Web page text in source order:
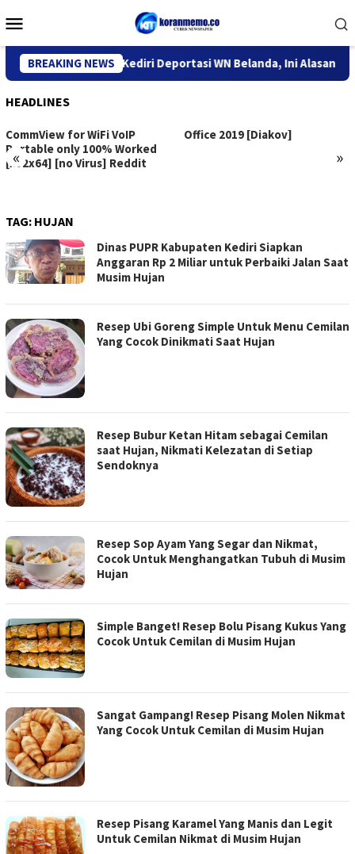
to
Menu
BREAKING NEWS
Kantor Imigrasi Kediri Deportasi WN Belanda, Ini Alasannya
HEADLINES
« »
CommView for WiFi VoIP
Portable only 100% Worked
[x32x64] [no Virus] Reddit
Office 2019 [Diakov]
TAG: HUJAN
Dinas PUPR Kabupaten Kediri Siapkan
Anggaran Rp 2 Miliar untuk Perbaiki Jalan Saat
Musim Hujan
Resep Ubi Goreng Simple Untuk Menu Cemilan
Yang Cocok Dinikmati Saat Hujan
Resep Bubur Ketan Hitam sebagai Cemilan
saat Hujan, Nikmati Kelezatan di Setiap
Sendoknya
Resep Sop Ayam Yang Segar dan Nikmat,
Cocok Untuk Menghangatkan Tubuh di Musim
Hujan
Simple Banget! Resep Bolu Pisang Kukus Yang
Cocok Untuk Cemilan di Musim Hujan
Sangat Gampang! Resep Pisang Molen Nikmat
Yang Cocok Untuk Cemilan di Musim Hujan
Resep Pisang Karamel Yang Manis dan Legit
Untuk Cemilan Nikmat di Musim Hujan